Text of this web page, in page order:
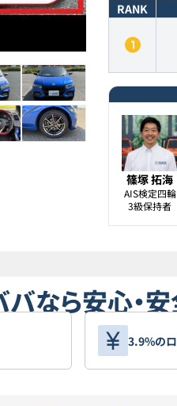
RANK
篠塚 拓海
AIS検定四輪
3級保持者
バなら安心・
3.9%の